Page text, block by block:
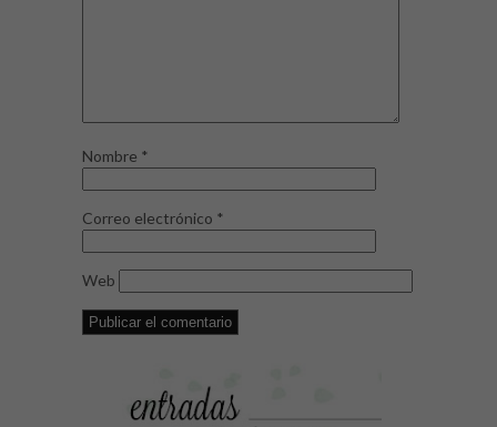
Nombre *
Correo electrónico *
Web